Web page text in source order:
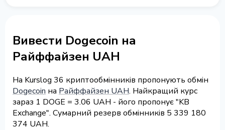
Вивести Dogecoin на
Райффайзен UAH
На Kurslog 36 криптообмінників пропонують обмін
Dogecoin на Райффайзен UAH. Найкращий курс
зараз 1 DOGE = 3.06 UAH - його пропонує "KB
Exchange". Сумарний резерв обмінників 5 339 180
374 UAH.